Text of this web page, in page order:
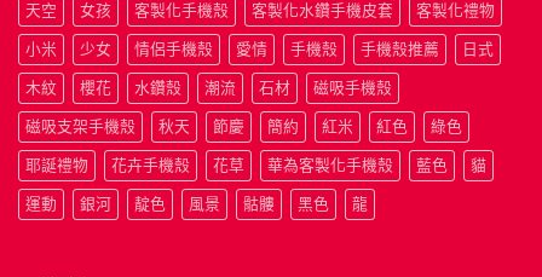
天空 女孩 客製化手機殼 客製化水鑽手機皮套 客製化禮物
小米 少女 情侶手機殼 愛情 手機殼 手機殼推薦 日式
木紋 櫻花 水鑽殼 潮流 石材 磁吸手機殼
磁吸支架手機殼 秋天 節慶 簡約 紅米 紅色 綠色
耶誕禮物 花卉手機殼 花草 華為客製化手機殼 藍色 貓
運動 銀河 靛色 風景 骷髏 黑色 龍